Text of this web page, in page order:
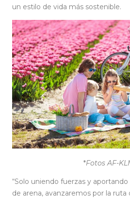
un estilo de vida más sostenible.
*Fotos AF-
“Solo uniendo fuerzas y
de arena, avanzaremos por la ruta